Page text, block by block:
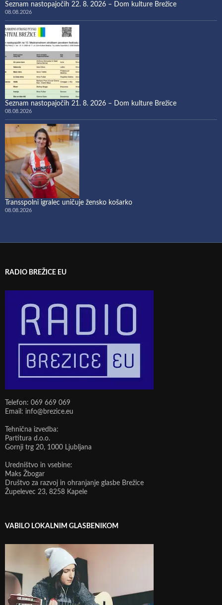
Seznam nastopajočih 22. 8. 2026 – Dom kulture Brežice
08.08.2026
Seznam nastopajočih 21. 8. 2026 – Dom kulture Brežice
08.08.2026
Transspolni igralec uničuje žensko košarko
08.08.2026
RADIO BREŽICE EU
Telefon: 069 669 069
Email: info@brezice.eu
Tehnična izvedba:
Partitura d.o.o.
Gornji trg 20, 1000 Ljubljana
Uredništvo in vsebine:
Maks Žbogar
Društvo za razvoj in ohranjanje glasbe Brežice
Župelevec 23, 8258 Kapele
VABILO LOKALNIM GLASBENIKOM